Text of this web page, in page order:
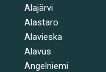
Alajärvi
Alastaro
Alavieska
Alavus
Angelniemi